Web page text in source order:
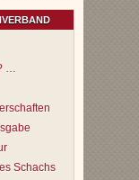
…
Schachs